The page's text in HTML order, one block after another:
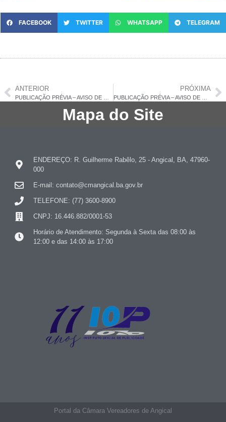
FACEBOOK TWITTER WHATSAPP TELEGRAM
ANTERIOR PRÓXIMA
Mapa do Site
ENDEREÇO: R. Guilherme Rabêlo, 25 - Angical, BA, 47960-
000
E-mail: contato@cmangical.ba.gov.br
TELEFONE: (77) 3600-8900
CNPJ: 16.446.882/0001-53
Horário de Atendimento: Segunda à Sexta das 08:00 às
12:00 e das 14:00 às 17:00
Portal da Câmara Vereadores de Angical